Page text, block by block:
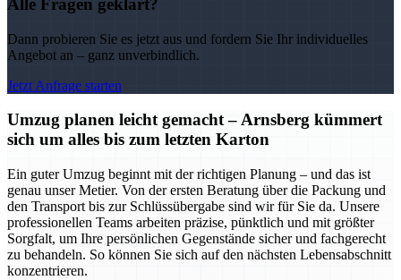
Alle Fragen geklärt?
Dann probieren Sie es jetzt aus und fordern Sie Ihr individuelles
Angebot an – ganz unverbindlich.
Jetzt Anfrage starten
Umzug planen leicht gemacht – Arnsberg kümmert
sich um alles bis zum letzten Karton
Ein guter Umzug beginnt mit der richtigen Planung – und das ist
genau unser Metier. Von der ersten Beratung über die Packung und
den Transport bis zur Schlüssübergabe sind wir für Sie da. Unsere
professionellen Teams arbeiten präzise, pünktlich und mit größter
Sorgfalt, um Ihre persönlichen Gegenstände sicher und fachgerecht
zu behandeln. So können Sie sich auf den nächsten Lebensabschnitt
konzentrieren.